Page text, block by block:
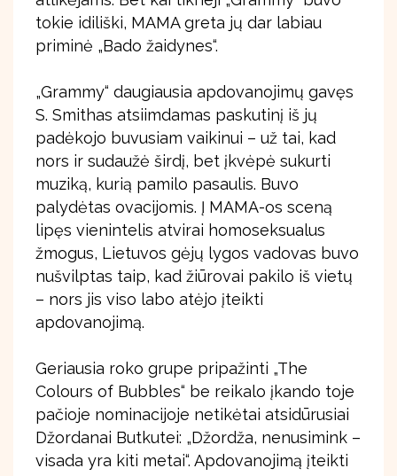
tokie idiliški, MAMA greta jų dar labiau
priminė „Bado žaidynes“.
„Grammy“ daugiausia apdovanojimų gavęs
S. Smithas atsiimdamas paskutinį iš jų
padėkojo buvusiam vaikinui – už tai, kad
nors ir sudaužė širdį, bet įkvėpė sukurti
muziką, kurią pamilo pasaulis. Buvo
palydėtas ovacijomis. Į MAMA-os sceną
lipęs vienintelis atvirai homoseksualus
žmogus, Lietuvos gėjų lygos vadovas buvo
nušvilptas taip, kad žiūrovai pakilo iš vietų
– nors jis viso labo atėjo įteikti
apdovanojimą.
Geriausia roko grupe pripažinti „The
Colours of Bubbles“ be reikalo įkando toje
pačioje nominacijoje netikėtai atsidūrusiai
Džordanai Butkutei: „Džordža, nenusimink –
visada yra kiti metai“. Apdovanojimą įteikti